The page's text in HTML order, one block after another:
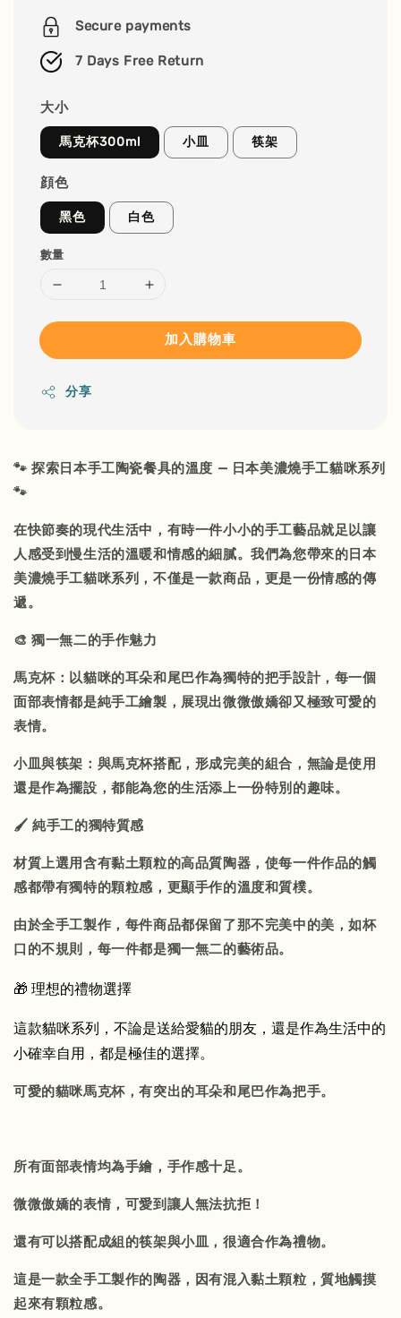
price
Secure payments
7 Days Free Return
大小
馬克杯300ml 小皿 筷架
顔色
黑色 白色
數量
加入購物車
分享
🐾 探索日本手工陶瓷餐具的溫度 — 日本美濃燒手工貓咪系列
🐾
在快節奏的現代生活中，有時一件小小的手工藝品就足以讓
人感受到慢生活的溫暖和情感的細膩。我們為您帶來的日本
美濃燒手工貓咪系列，不僅是一款商品，更是一份情感的傳
遞。
🎨 獨一無二的手作魅力
馬克杯：以貓咪的耳朵和尾巴作為獨特的把手設計，每一個
面部表情都是純手工繪製，展現出微微傲嬌卻又極致可愛的
表情。
小皿與筷架：與馬克杯搭配，形成完美的組合，無論是使用
還是作為擺設，都能為您的生活添上一份特別的趣味。
🖌️ 純手工的獨特質感
材質上選用含有黏土顆粒的高品質陶器，使每一件作品的觸
感都帶有獨特的顆粒感，更顯手作的溫度和質樸。
由於全手工製作，每件商品都保留了那不完美中的美，如杯
口的不規則，每一件都是獨一無二的藝術品。
🎁 理想的禮物選擇
這款貓咪系列，不論是送給愛貓的朋友，還是作為生活中的
小確幸自用，都是極佳的選擇。
可愛的貓咪馬克杯，有突出的耳朵和尾巴作為把手。
所有面部表情均為手繪，手作感十足。
微微傲嬌的表情，可愛到讓人無法抗拒！
還有可以搭配成組的筷架與小皿，很適合作為禮物。
這是一款全手工製作的陶器，因有混入黏土顆粒，質地觸摸
起來有顆粒感。